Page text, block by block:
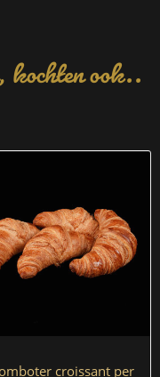
ook..
croissant per